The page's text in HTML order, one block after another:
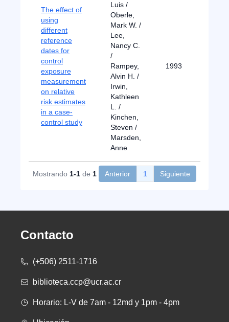
The effect of
using
different
reference
dates for
control
exposure
measurement
on relative
risk estimates
in a case-
control study
Luis /
Oberle,
Mark W. /
Lee,
Nancy C.
/
Rampey,
Alvin H. /
Irwin,
Kathleen
L. /
Kinchen,
Steven /
Marsden,
Anne
1993
Mostrando 1-1 de 1 Anterior 1 Siguiente
Contacto
(+506) 2511-1716
biblioteca.ccp@ucr.ac.cr
Horario: L-V de 7am - 12md y 1pm - 4pm